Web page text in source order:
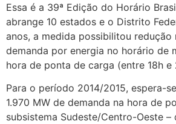
Essa é a 39ª Edição do Horário
abrange 10 estados e o Distrito
anos, a medida possibilitou redução
demanda por energia no horário de
hora de ponta de carga (entre 18h e
Para o período 2014/2015, espera-
1.970 MW de demanda na hora de
subsistema Sudeste/Centro-Oeste –